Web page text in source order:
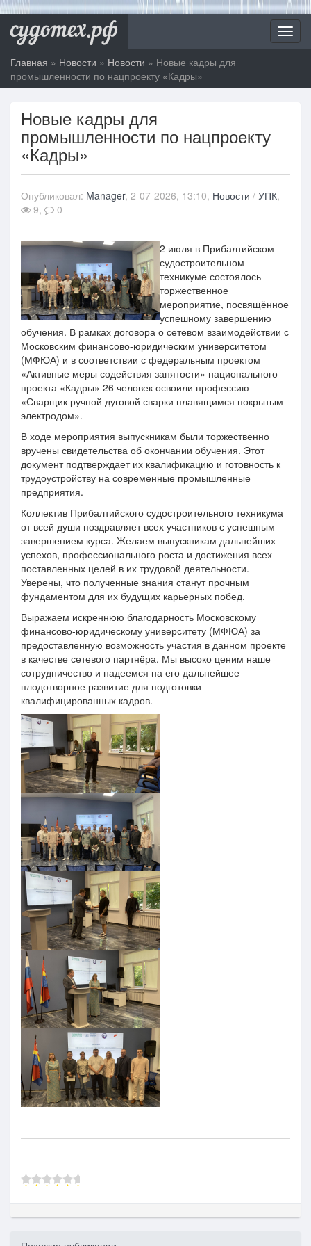
судотех.рф
Главная » Новости » Новости » Новые кадры для
промышленности по нацпроекту «Кадры»
Новые кадры для
промышленности по нацпроекту
«Кадры»
Опубликовал: Manager, 2-07-2026, 13:10, Новости / УПК,
9,
0
2 июля в Прибалтийском
судостроительном
техникуме состоялось
торжественное
мероприятие, посвящённое
успешному завершению
обучения. В рамках договора о сетевом взаимодействии с
Московским финансово-юридическим университетом
(МФЮА) и в соответствии с федеральным проектом
«Активные меры содействия занятости» национального
проекта «Кадры» 26 человек освоили профессию
«Сварщик ручной дуговой сварки плавящимся покрытым
электродом».
В ходе мероприятия выпускникам были торжественно
вручены свидетельства об окончании обучения. Этот
документ подтверждает их квалификацию и готовность к
трудоустройству на современные промышленные
предприятия.
Коллектив Прибалтийского судостроительного техникума
от всей души поздравляет всех участников с успешным
завершением курса. Желаем выпускникам дальнейших
успехов, профессионального роста и достижения всех
поставленных целей в их трудовой деятельности.
Уверены, что полученные знания станут прочным
фундаментом для их будущих карьерных побед.
Выражаем искреннюю благодарность Московскому
финансово-юридическому университету (МФЮА) за
предоставленную возможность участия в данном проекте
в качестве сетевого партнёра. Мы высоко ценим наше
сотрудничество и надеемся на его дальнейшее
плодотворное развитие для подготовки
квалифицированных кадров.